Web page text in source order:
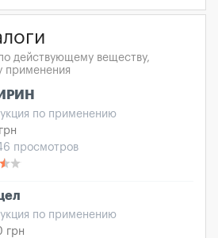
действующему веществу,
применения
по применению
просмотров
по применению
грн